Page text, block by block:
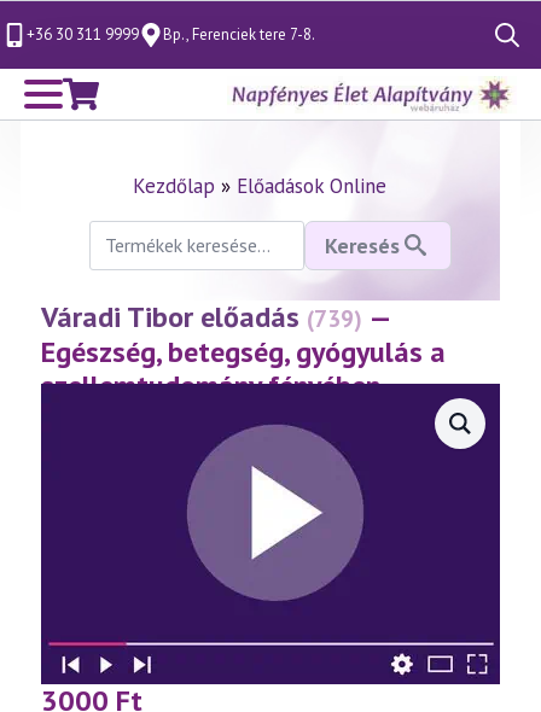
+36 30 311 9999 Bp., Ferenciek tere 7-8.
Search
for:
Kezdőlap » Előadások Online
Keresés
következőre:
Keresés
Váradi Tibor előadás (739) —
Egészség, betegség, gyógyulás a
szellemtudomány fényében
3000 Ft